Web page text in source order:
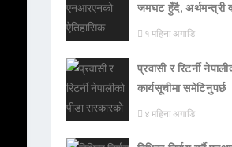
जमघट हुँदै, अर्थमन्त्री
१ महिना अगाडि
प्रवासी र रिटर्नी
कार्यसूचीमा समेटिनुपर्छ
४ महिना अगाडि